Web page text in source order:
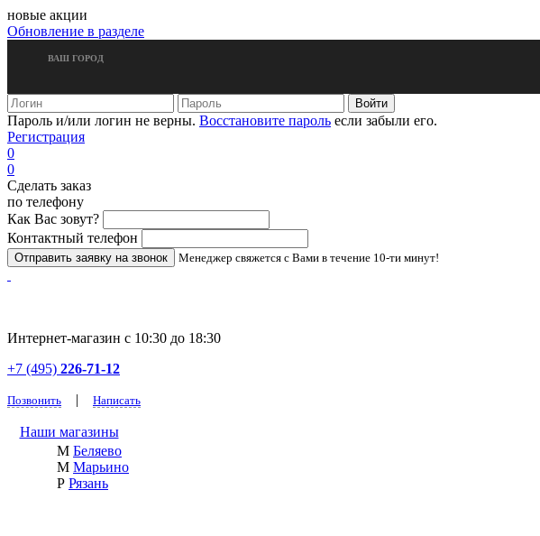
новые акции
Обновление в разделе
ВАШ ГОРОД
Пароль и/или логин не верны. Восстановите пароль если забыли его.
Регистрация
0
0
Сделать заказ
по телефону
Как Вас зовут?
Контактный телефон
Менеджер свяжется с Вами в течение 10-ти минут!
Интернет-магазин с 10:30 до 18:30
+7 (495) 226-71-12
Позвонить | Написать
Наши магазины
М Беляево
М Марьино
Р Рязань